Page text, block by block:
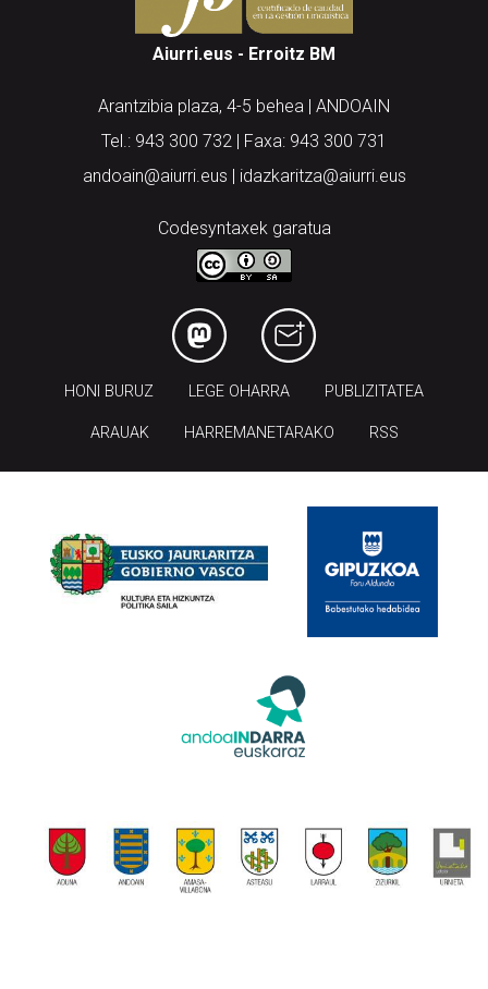
Aiurri.eus - Erroitz BM
Arantzibia plaza, 4-5 behea | ANDOAIN
Tel.: 943 300 732 | Faxa: 943 300 731
andoain@aiurri.eus | idazkaritza@aiurri.eus
Codesyntaxek garatua
HONI BURUZ LEGE OHARRA PUBLIZITATEA
ARAUAK HARREMANETARAKO RSS